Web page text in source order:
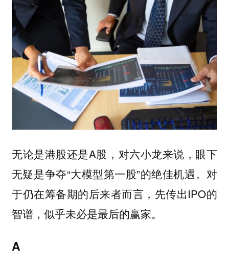
无论是港股还是A股，对六小龙来说，眼下
无疑是争夺“大模型第一股”的绝佳机遇。对
于仍在筹备期的后来者而言，先传出IPO的
智谱，似乎未必是最后的赢家。
A